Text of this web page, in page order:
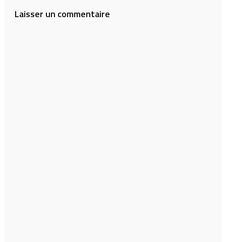
Laisser un commentaire